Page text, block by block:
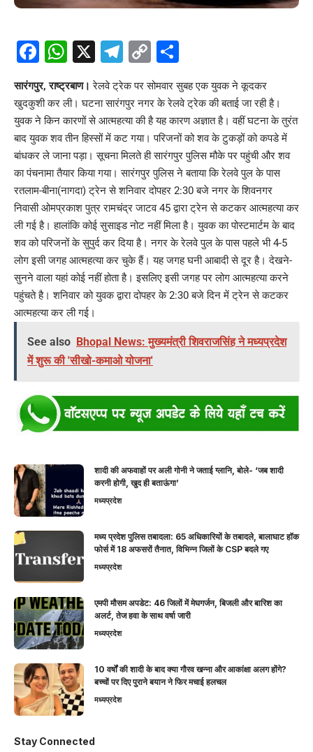
Facebook
WhatsApp
X Telegram
Copy
Link
सारंगपुर, राष्ट्रबाण। रेलवे ट्रेक पर सोमवार सुबह एक युवक ने कूदकर
खुदकुशी कर ली। घटना सारंगपुर नगर के रेलवे ट्रेक की बताई जा रही है।
युवक ने किन कारणों से आत्महत्या की है यह कारण अज्ञात है। वहीं घटना के तुरंत
बाद युवक शव तीन हिस्सों में कट गया। परिजनों को शव के टुकड़ों को कपडे में
बांधकर ले जाना पड़ा। सूचना मिलते ही सारंगपुर पुलिस मौके पर पहुंची और शव
का पंचनामा तैयार किया गया। सारंगपुर पुलिस ने बताया कि रेलवे पुल के पास
रतलाम-बीना(नागदा) ट्रेन से शनिवार दोपहर 2:30 बजे नगर के शिवनगर
निवासी ओमप्रकाश पुत्र रामचंद्र जाटव 45 द्वारा ट्रेन से कटकर आत्महत्या कर
ली गई है। हालांकि कोई सुसाइड नोट नहीं मिला है। युवक का पोस्टमार्टम के बाद
शव को परिजनों के सुपुर्द कर दिया है। नगर के रेलवे पुल के पास पहले भी 4-5
लोग इसी जगह आत्महत्या कर चुके हैं। यह जगह घनी आबादी से दूर है। देखने-
सुनने वाला यहां कोई नहीं होता है। इसलिए इसी जगह पर लोग आत्महत्या करने
पहुंचते है। शनिवार को युवक द्वारा दोपहर के 2:30 बजे दिन में ट्रेन से कटकर
आत्महत्या कर ली गई।
See also Bhopal News: मुख्यमंत्री शिवराजसिंह ने मध्यप्रदेश
में शुरू की 'सीखो-कमाओ योजना'
शादी की अफवाहों पर अली गोनी ने जताई ग्लानि, बोले- ‘जब शादी
करनी होगी, खुद ही बताऊंगा’
मध्यप्रदेश
मध्य प्रदेश पुलिस तबादला: 65 अधिकारियों के तबादले, बालाघाट हॉक
फोर्स में 18 अफसरों तैनात, विभिन्न जिलों के CSP बदले गए
मध्यप्रदेश
एमपी मौसम अपडेट: 46 जिलों में मेघगर्जन, बिजली और बारिश का
अलर्ट, तेज हवा के साथ वर्षा जारी
मध्यप्रदेश
10 वर्षों की शादी के बाद क्या गौरव खन्ना और आकांक्षा अलग होंगे?
बच्चों पर दिए पुराने बयान ने फिर मचाई हलचल
मध्यप्रदेश
Stay Connected